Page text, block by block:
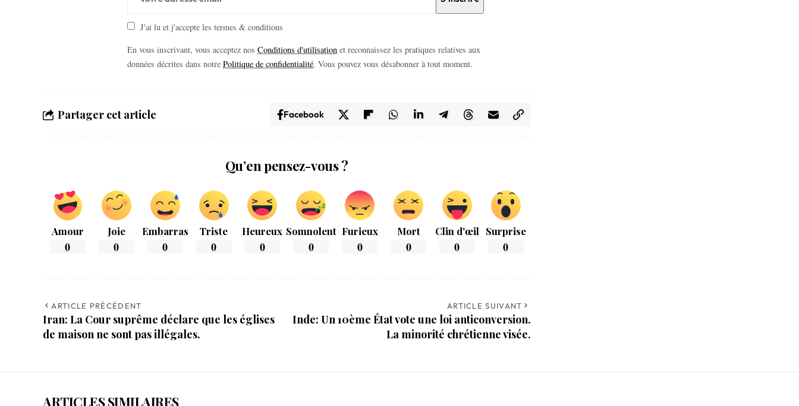
J'ai lu et j'accepte les termes & conditions
En vous inscrivant, vous acceptez nosConditions d'utilisation et reconnaissez les pratiques relatives aux
données décrites dans notrePolitique de confidentialité. Vous pouvez vous désabonner à tout moment.
Partager cet article Facebook
Qu’en pensez-vous ?
Amour
0
Joie
0
Embarras
0
Triste
0
Heureux
0
Somnolent
0
Furieux
0
Mort
0
Clin d'œil
0
Surprise
0
ARTICLE PRÉCÉDENT
Iran: La Cour suprême déclare que les églises
de maison ne sont pas illégales.
ARTICLE SUIVANT
Inde: Un 10ème État vote une loi anticonversion.
La minorité chrétienne visée.
ARTICLES SIMILAIRES